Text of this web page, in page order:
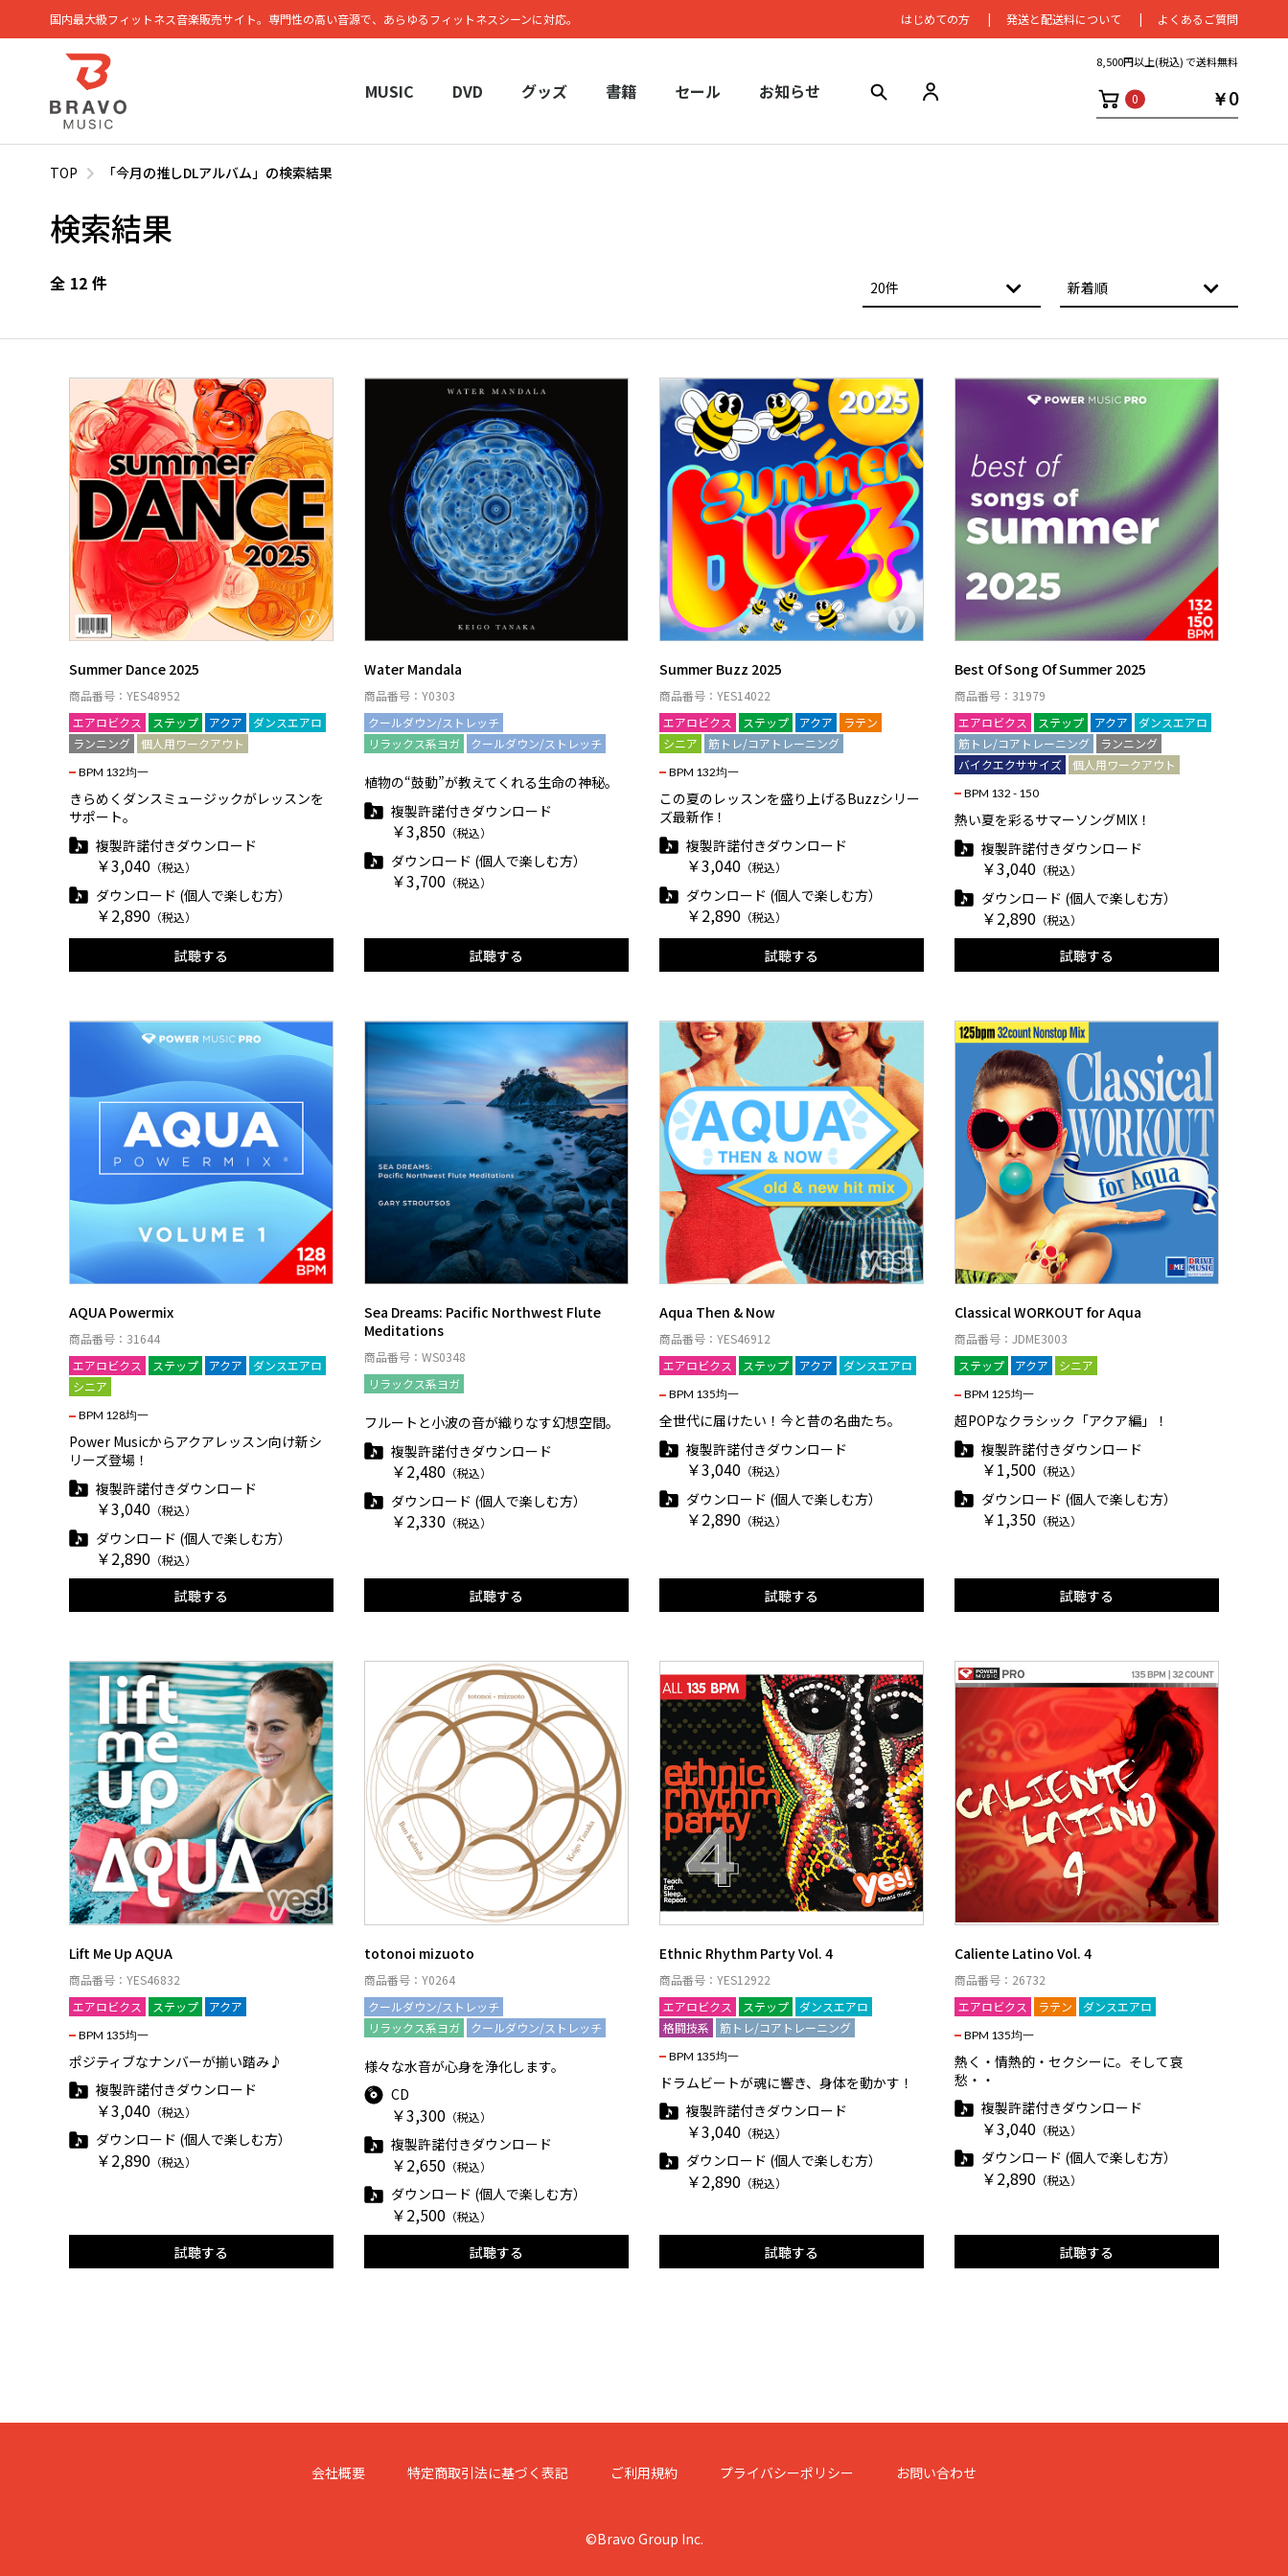
国内最大級フィットネス⾳楽販売サイト。専⾨性の⾼い⾳源で、あらゆるフィットネスシーンに対応。 はじめての⽅ 発送と配送料について よくあるご質問
MUSIC DVD グッズ 書籍 セール お知らせ
8,500円以上(税込) で送料無料
0 ￥0
TOP 「今月の推しDLアルバム」の検索結果
検索結果
全 12 件
Summer Dance 2025
商品番号：YES48952
エアロビクス
ステップ アクア
ダンスエアロ
ランニング
個人用ワークアウト
BPM 132均一
きらめくダンスミュージックがレッスンを
サポート。
複製許諾付きダウンロード
￥3,040 （税込）
ダウンロード (個人で楽しむ方）
￥2,890 （税込）
試聴する
Water Mandala
商品番号：Y0303
クールダウン/ストレッチ
リラックス系ヨガ
クールダウン/ストレッチ
植物の“鼓動”が教えてくれる生命の神秘。
複製許諾付きダウンロード
￥3,850 （税込）
ダウンロード (個人で楽しむ方）
￥3,700 （税込）
試聴する
Summer Buzz 2025
商品番号：YES14022
エアロビクス
ステップ アクア
ラテン
シニア
筋トレ/コアトレーニング
BPM 132均一
この夏のレッスンを盛り上げるBuzzシリー
ズ最新作！
複製許諾付きダウンロード
￥3,040 （税込）
ダウンロード (個人で楽しむ方）
￥2,890 （税込）
試聴する
Best Of Song Of Summer 2025
商品番号：31979
エアロビクス
ステップ アクア
ダンスエアロ
筋トレ/コアトレーニング
ランニング
バイクエクササイズ
個人用ワークアウト
BPM 132 - 150
熱い夏を彩るサマーソングMIX！
複製許諾付きダウンロード
￥3,040 （税込）
ダウンロード (個人で楽しむ方）
￥2,890 （税込）
試聴する
AQUA Powermix
商品番号：31644
エアロビクス
ステップ アクア
ダンスエアロ
シニア
BPM 128均一
Power Musicからアクアレッスン向け新シ
リーズ登場！
複製許諾付きダウンロード
￥3,040 （税込）
ダウンロード (個人で楽しむ方）
￥2,890 （税込）
試聴する
Sea Dreams: Pacific Northwest Flute
Meditations
商品番号：WS0348
リラックス系ヨガ
フルートと小波の音が織りなす幻想空間。
複製許諾付きダウンロード
￥2,480 （税込）
ダウンロード (個人で楽しむ方）
￥2,330 （税込）
試聴する
Aqua Then & Now
商品番号：YES46912
エアロビクス
ステップ アクア ダンスエアロ
BPM 135均一
全世代に届けたい！今と昔の名曲たち。
複製許諾付きダウンロード
￥3,040 （税込）
ダウンロード (個人で楽しむ方）
￥2,890 （税込）
試聴する
Classical WORKOUT for Aqua
商品番号：JDME3003
ステップ
アクア シニア
BPM 125均一
超POPなクラシック「アクア編」！
複製許諾付きダウンロード
￥1,500 （税込）
ダウンロード (個人で楽しむ方）
￥1,350 （税込）
試聴する
Lift Me Up AQUA
商品番号：YES46832
エアロビクス
ステップ アクア
BPM 135均一
ポジティブなナンバーが揃い踏み♪
複製許諾付きダウンロード
￥3,040 （税込）
ダウンロード (個人で楽しむ方）
￥2,890 （税込）
試聴する
totonoi mizuoto
商品番号：Y0264
クールダウン/ストレッチ
リラックス系ヨガ
クールダウン/ストレッチ
様々な水音が心身を浄化します。
CD
￥3,300 （税込）
複製許諾付きダウンロード
￥2,650 （税込）
ダウンロード (個人で楽しむ方）
￥2,500 （税込）
試聴する
Ethnic Rhythm Party Vol. 4
商品番号：YES12922
エアロビクス
ステップ
ダンスエアロ
格闘技系
筋トレ/コアトレーニング
BPM 135均一
ドラムビートが魂に響き、身体を動かす！
複製許諾付きダウンロード
￥3,040 （税込）
ダウンロード (個人で楽しむ方）
￥2,890 （税込）
試聴する
Caliente Latino Vol. 4
商品番号：26732
エアロビクス
ラテン ダンスエアロ
BPM 135均一
熱く・情熱的・セクシーに。そして哀
愁・・
複製許諾付きダウンロード
￥3,040 （税込）
ダウンロード (個人で楽しむ方）
￥2,890 （税込）
試聴する
会社概要 特定商取引法に基づく表記 ご利用規約 プライバシーポリシー お問い合わせ
©Bravo Group Inc.